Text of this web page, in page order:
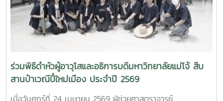
ร่วมมือด้านวิชาการ การวิจัย และการแลกเปลี่ยนนักศึกษาในระดับ
ปริญญาตรีและบัณฑิตศึกษา ระหว่างสองสถาบันProfessor
Ken’ichi Yano ได้นำเสนอผลงานวิจัยในหัวข้อ “Medical,
Welfare, and Care-support Robotics” และ “Automation
Engineering, Welfare Robots and Nursing Care
Systems” ซึ่งเกี่ยวข้องกับเทคโนโลยีหุ่นยนต์เพื่อการแพทย์ การ
ดูแลผู้สูงอายุ และระบบสนับสนุนงานด้านสวัสดิการและการ
พยาบาล รวมถึงการออกแบบและพัฒนาหุ่นยนต์สำหรับภารกิจ
ร่วมพิธีดำหัวผู้อาวุโสและอธิการบดีมหาวิทยาลัยแม่โจ้ สืบ
สานป๋าเวณีปี๋ใหม่เมือง ประจำปี 2569
เมื่อวันศุกร์ที่ 24 เมษายน 2569 ผู้ช่วยศาสตราจารย์